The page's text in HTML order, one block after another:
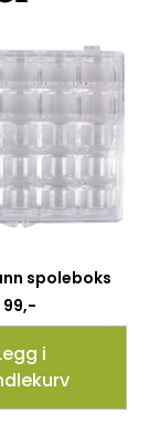
spoleboks
99,-
i